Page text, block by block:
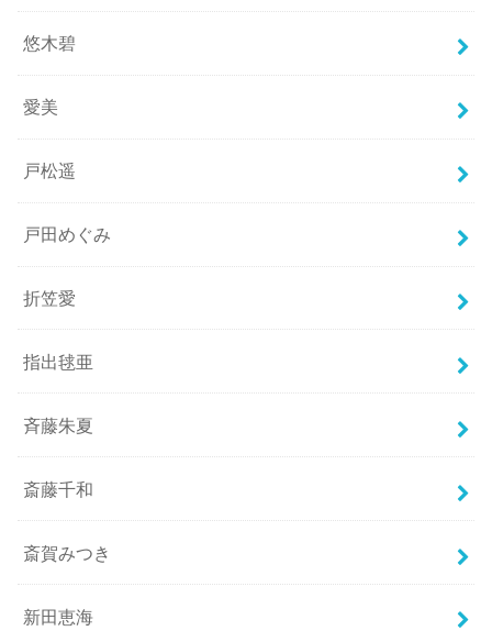
悠木碧
愛美
戸松遥
戸田めぐみ
折笠愛
指出毬亜
斉藤朱夏
斎藤千和
斎賀みつき
新田恵海